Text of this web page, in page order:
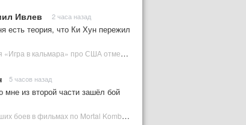
Ивлев 2 часа назад
есть теория, что Ки Хун пережил
Новая «Игра в кальмара» про США отменена | Plugged In Ru
5 часов назад
мне из второй части зашёл бой
8 лучших боев в фильмах по Mortal Kombat: от «Смертельной битвы» до «Мортал Комбат 2» | Plugged In Ru